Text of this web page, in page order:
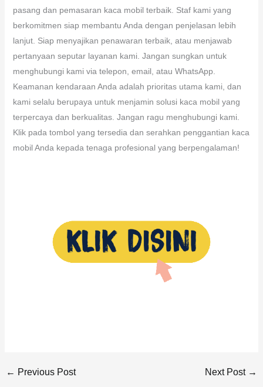
pasang dan pemasaran kaca mobil terbaik. Staf kami yang
berkomitmen siap membantu Anda dengan penjelasan lebih
lanjut. Siap menyajikan penawaran terbaik, atau menjawab
pertanyaan seputar layanan kami. Jangan sungkan untuk
menghubungi kami via telepon, email, atau WhatsApp.
Keamanan kendaraan Anda adalah prioritas utama kami, dan
kami selalu berupaya untuk menjamin solusi kaca mobil yang
terpercaya dan berkualitas. Jangan ragu menghubungi kami.
Klik pada tombol yang tersedia dan serahkan penggantian kaca
mobil Anda kepada tenaga profesional yang berpengalaman!
← Previous Post Next Post →